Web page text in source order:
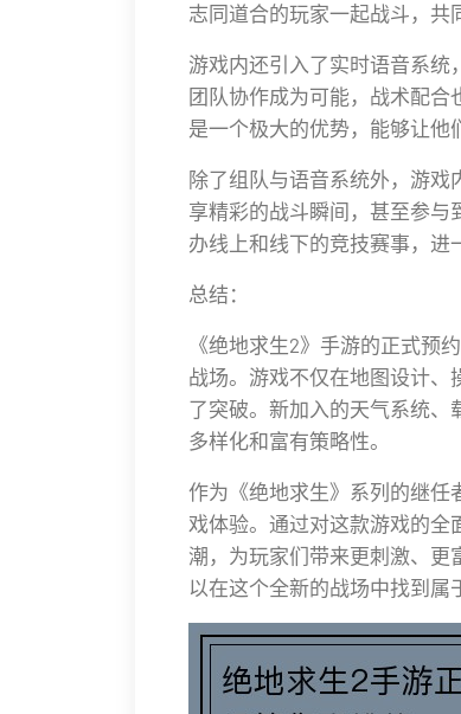
志同道合的玩家一起战斗，共
游戏内还引入了实时语音系
团队协作成为可能，战术配
是一个极大的优势，能够让他
除了组队与语音系统外，游
享精彩的战斗瞬间，甚至参
办线上和线下的竞技赛事，进
总结：
《绝地求生2》手游的正式预
战场。游戏不仅在地图设计、
了突破。新加入的天气系统、
多样化和富有策略性。
作为《绝地求生》系列的继任
戏体验。通过对这款游戏的
潮，为玩家们带来更刺激、更
以在这个全新的战场中找到属